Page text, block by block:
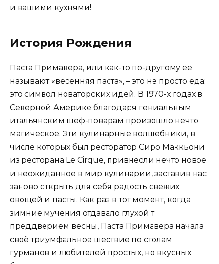
и вашими кухнями!
История Рождения
Паста Примавера, или как-то по-другому ее
называют «весенняя паста», – это не просто еда;
это символ новаторских идей. В 1970-х годах в
Северной Америке благодаря гениальным
итальянским шеф-поварам произошло нечто
магическое. Эти кулинарные волшебники, в
числе которых был ресторатор Сиро Маккьони
из ресторана Le Cirque, привнесли нечто новое
и неожиданное в мир кулинарии, заставив нас
заново открыть для себя радость свежих
овощей и пасты. Как раз в тот момент, когда
зимние мучения отдавало глухой т
преддверием весны, Паста Примавера начала
своё триумфальное шествие по столам
гурманов и любителей простых, но вкусных